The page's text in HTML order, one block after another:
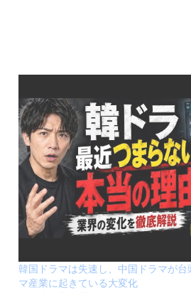
韓国ドラマは失速し、中国ドラマが台
マ産業に起きている大変化